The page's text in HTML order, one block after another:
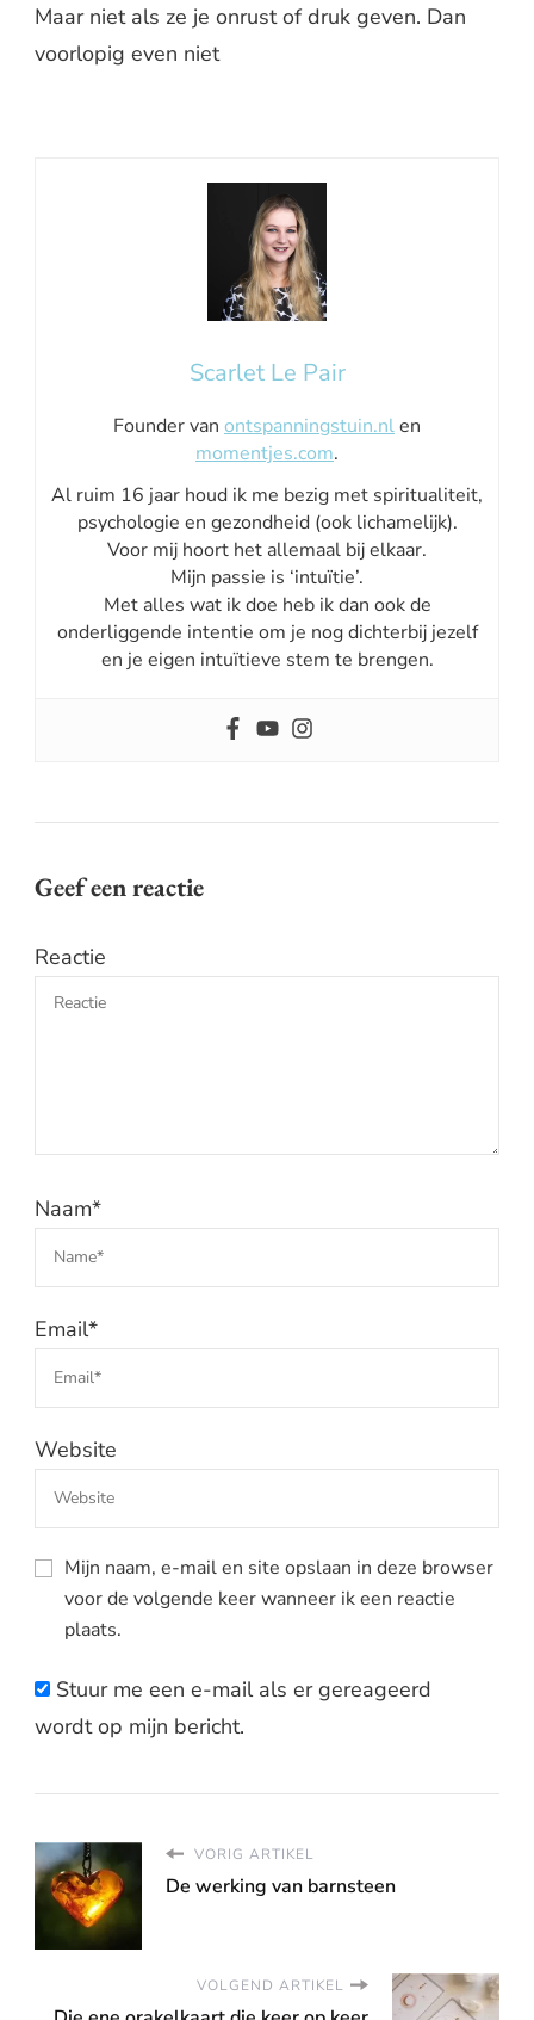
Maar niet als ze je onrust of druk geven. Dan
voorlopig even niet
Scarlet Le Pair
Founder van ontspanningstuin.nlen
momentjes.com.
Al ruim 16 jaar houd ik me bezig met spiritualiteit,
psychologie en gezondheid (ook lichamelijk).
Voor mij hoort het allemaal bij elkaar.
Mijn passie is ‘intuïtie’.
Met alles wat ik doe heb ik dan ook de
onderliggende intentie om je nog dichterbij jezelf
en je eigen intuïtieve stem te brengen.
Geef een reactie
Reactie
Naam*
Email*
Website
Mijn naam, e-mail en site opslaan in deze browser
voor de volgende keer wanneer ik een reactie
plaats.
Stuur me een e-mail als er gereageerd
wordt op mijn bericht.
VORIG ARTIKEL
De werking van barnsteen
VOLGEND ARTIKEL